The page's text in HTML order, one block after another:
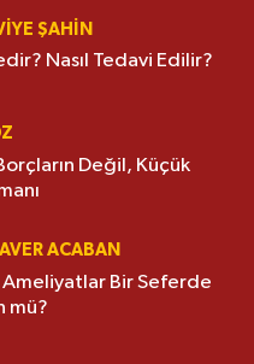
ŞAHİN
Nasıl Tedavi Edilir?
Değil, Küçük
ACABAN
Bir Seferde
mü?